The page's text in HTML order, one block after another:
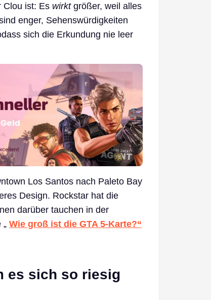
Clou ist: Es wirktgrößer, weil alles
enger, Sehenswürdigkeiten
sich die Erkundung nie leer
Los Santos nach Paleto Bay
Design. Rockstar hat die
darüber tauchen in der
Wie groß ist die GTA 5-Karte?“
es sich so riesig